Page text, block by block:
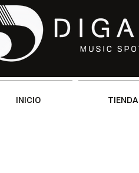
INICIO TIENDA